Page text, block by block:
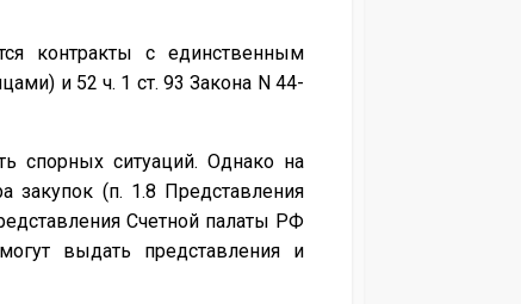
контракты с единственным
и 52 ч. 1 ст. 93 Закона N 44-
спорных ситуаций. Однако на
закупок (п. 1.8 Представления
Счетной палаты РФ
выдать представления и